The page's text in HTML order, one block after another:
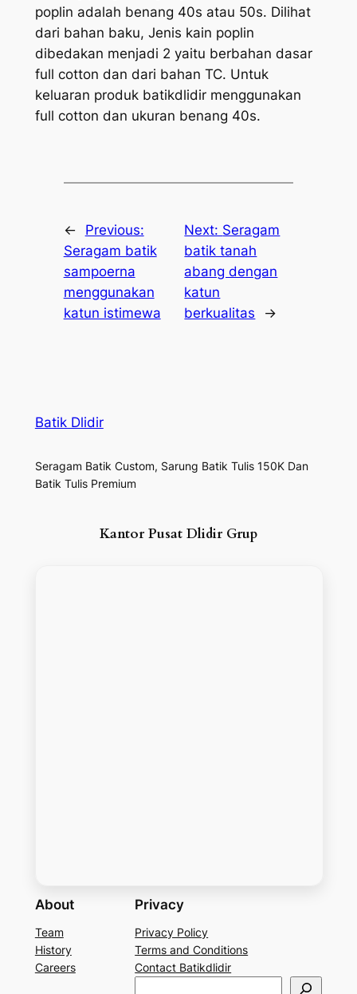
poplin adalah benang 40s atau 50s. Dilihat
dari bahan baku, Jenis kain poplin
dibedakan menjadi 2 yaitu berbahan dasar
full cotton dan dari bahan TC. Untuk
keluaran produk batikdlidir menggunakan
full cotton dan ukuran benang 40s.
←
Previous:
Seragam batik
sampoerna
menggunakan
katun istimewa
Next: Seragam
batik tanah
abang dengan
katun
berkualitas
→
Batik Dlidir
Seragam Batik Custom, Sarung Batik Tulis 150K Dan
Batik Tulis Premium
Kantor Pusat Dlidir Grup
About
Team
History
Careers
Privacy
Privacy Policy
Terms and Conditions
Contact Batikdlidir